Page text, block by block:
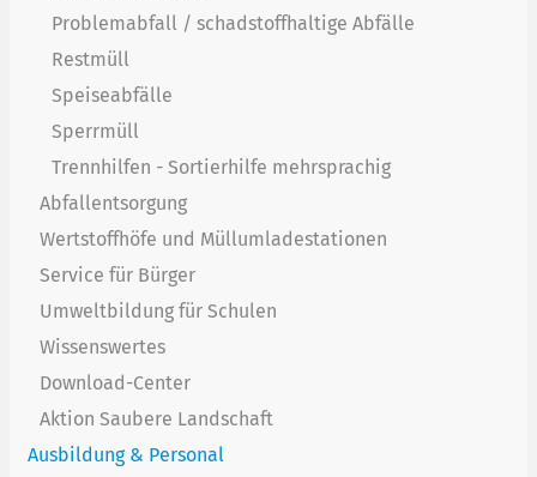
Problemabfall / schadstoffhaltige Abfälle
Restmüll
Speiseabfälle
Sperrmüll
Trennhilfen - Sortierhilfe mehrsprachig
Abfallentsorgung
Wertstoffhöfe und Müllumladestationen
Service für Bürger
Umweltbildung für Schulen
Wissenswertes
Download-Center
Aktion Saubere Landschaft
Ausbildung & Personal